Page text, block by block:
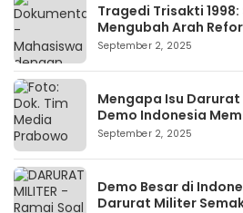
Tragedi Trisakti
Mengubah Arah
September 2, 2025
Mengapa Isu
Demo Indonesia
September 2, 2025
Demo Besar di
Darurat Militer